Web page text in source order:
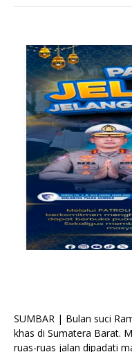
SUMBAR | Bulan suci
khas di Sumatera Barat.
ruas-ruas jalan dipadati